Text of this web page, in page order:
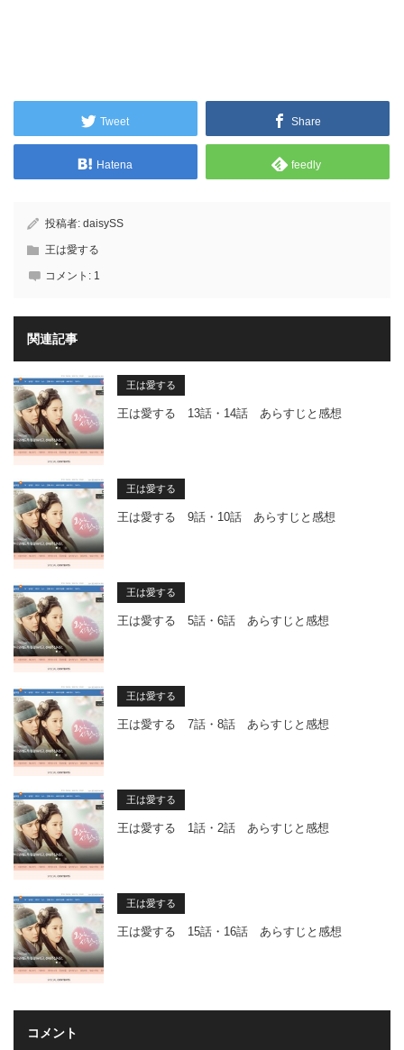
Tweet Share
Hatena feedly
投稿者: daisySS
王は愛する
コメント: 1
関連記事
王は愛する
王は愛する 13話・14話 あらすじと感想
王は愛する
王は愛する 9話・10話 あらすじと感想
王は愛する
王は愛する 5話・6話 あらすじと感想
王は愛する
王は愛する 7話・8話 あらすじと感想
王は愛する
王は愛する 1話・2話 あらすじと感想
王は愛する
王は愛する 15話・16話 あらすじと感想
コメント